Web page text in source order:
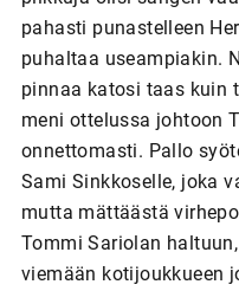
pahasti punastelleen
puhaltaa useampiakin.
pinnaa katosi taas kuin
meni ottelussa johtoon
onnettomasti. Pallo
Sami Sinkkoselle, joka
mutta mättäästä
Tommi Sariolan
viemään kotijoukkueen